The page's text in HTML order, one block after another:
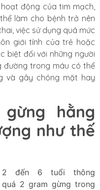
động của tim mạch,
làm cho bệnh trở nên
việc sử dụng quá mức
giới tính của trẻ hoặc
biệt đối với những người
đường trong máu có thể
và gây chóng mặt hay
hằng
như thế
đến 6 tuổi thông
2 gram gừng trong